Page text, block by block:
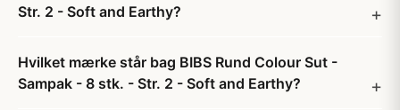
Str. 2 - Soft and Earthy?
Hvilket mærke står bag BIBS Rund Colour Sut -
Sampak - 8 stk. - Str. 2 - Soft and Earthy?